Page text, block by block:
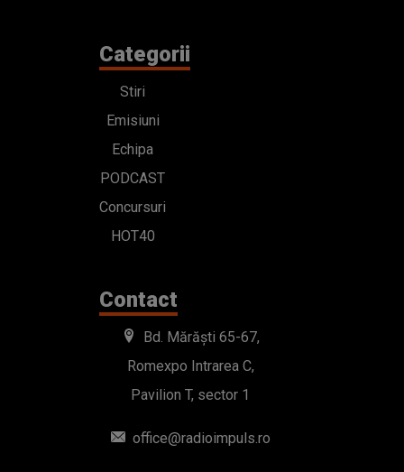
Categorii
Stiri
Emisiuni
Echipa
PODCAST
Concursuri
HOT40
Contact
Bd. Mărăști 65-67,
Romexpo Intrarea C,
Pavilion T, sector 1
office@radioimpuls.ro